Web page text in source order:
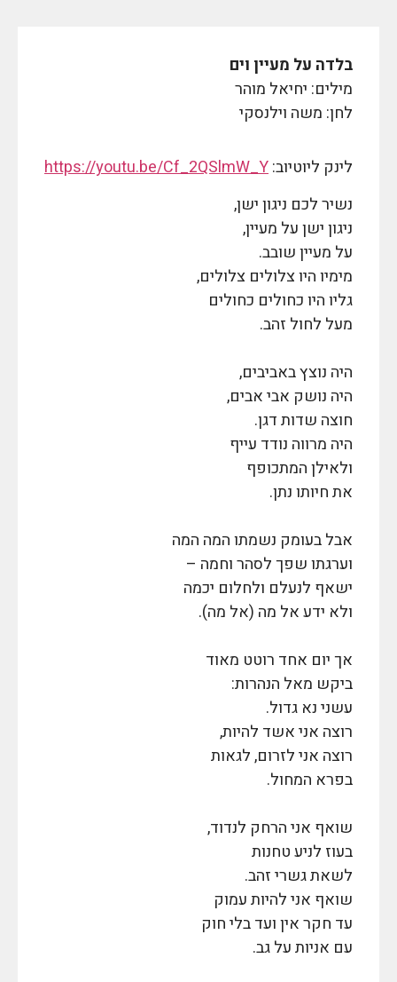
בלדה על מעיין וים
מילים: יחיאל מוהר
לחן: משה וילנסקי
לינק ליוטיוב:https://youtu.be/Cf_2QSlmW_Y
נשיר לכם ניגון ישן,
ניגון ישן על מעיין,
על מעיין שובב.
מימיו היו צלולים צלולים,
גליו היו כחולים כחולים
מעל לחול זהב.
היה נוצץ באביבים,
היה נושק אבי אבים,
חוצה שדות דגן.
היה מרווה נודד עייף
ולאילן המתכופף
את חיותו נתן.
אבל בעומק נשמתו המה המה
וערגתו שפך לסהר וחמה –
ישאף לנעלם ולחלום יכמה
ולא ידע אל מה (אל מה).
אך יום אחד רוטט מאוד
ביקש מאל הנהרות:
עשני נא גדול.
רוצה אני אשד להיות,
רוצה אני לזרום, לגאות
בפרא המחול.
שואף אני הרחק לנדוד,
בעוז לניע טחנות
לשאת גשרי זהב.
שואף אני להיות עמוק
עד חקר אין ועד בלי חוק
עם אניות על גב.